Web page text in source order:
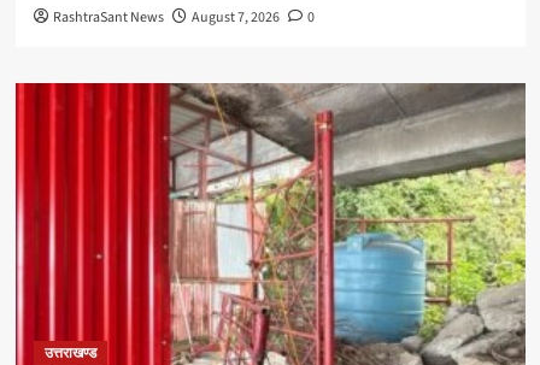
RashtraSant News August 7, 2026 0
उत्तराखण्ड